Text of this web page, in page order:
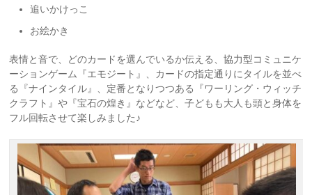
追いかけっこ
お絵かき
表情と音で、どのカードを選んでいるか伝える、協力型コミュニケ
ーションゲーム『エモジート』、カードの指定通りにタイルを並べ
る『ナインタイル』、定番となりつつある『ワーリング・ウィッチ
クラフト』や『宝石の煌き』などなど、子どもも大人も頭と身体を
フル回転させて楽しみました♪